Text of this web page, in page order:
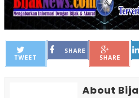
TWEET
SHARE
SHARE
About